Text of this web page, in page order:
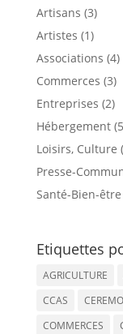
Artisans (3)
Artistes (1)
Associations (4)
Commerces (3)
Entreprises (2)
Hébergement
Loisirs, Culture
Presse-
Santé-Bien-être
Etiquettes
AGRICULTURE
CCAS
COMMERCES